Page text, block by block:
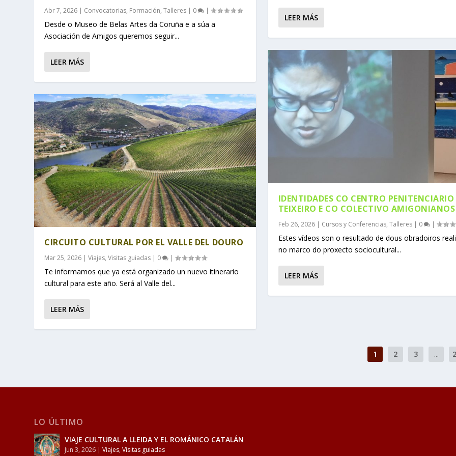
Abr 7, 2026 | Convocatorias, Formación,Talleres | 0 |
Desde o Museo de Belas Artes da Coruña e a súa a
Asociación de Amigos queremos seguir...
LEER MÁS
CIRCUITO CULTURAL POR EL VALLE DEL DOURO
Mar 25, 2026 |Viajes,Visitas guiadas | 0 |
Te informamos que ya está organizado un nuevo itinerario
cultural para este año. Será al Valle del...
LEER MÁS
LEER MÁS
IDENTIDADES CO CENTRO PENITENCIARIO
TEIXEIRO E CO COLECTIVO AMIGONIANOS
Feb 26, 2026| Cursos y Conferencias, Talleres| 0 |
Estes vídeos son o resultado de dous obradoiros
no marco do proxecto sociocultural...
LEER MÁS
1 2 3 ...
LO ÚLTIMO
VIAJE CULTURAL A LLEIDA Y EL ROMÁNICO CATALÁN
Jun 3, 2026 |Viajes,Visitas guiadas